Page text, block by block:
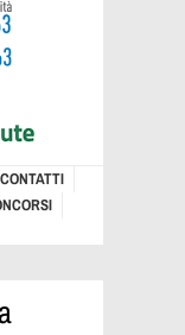
CONTATTI